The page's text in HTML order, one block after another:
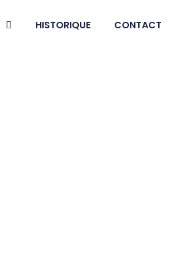
HISTORIQUE CONTACT